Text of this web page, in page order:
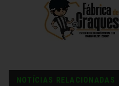
NOTÍCIAS RELACIONADAS